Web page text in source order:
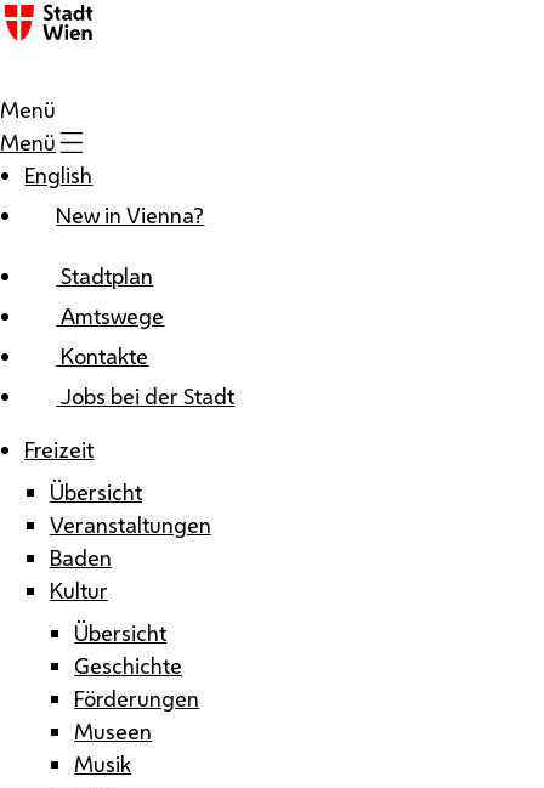
Zum Inhalt
Menü
Menü
English
New in Vienna?
Stadtplan
Amtswege
Kontakte
Jobs bei der Stadt
Freizeit
Übersicht
Veranstaltungen
Baden
Kultur
Übersicht
Geschichte
Förderungen
Museen
Musik